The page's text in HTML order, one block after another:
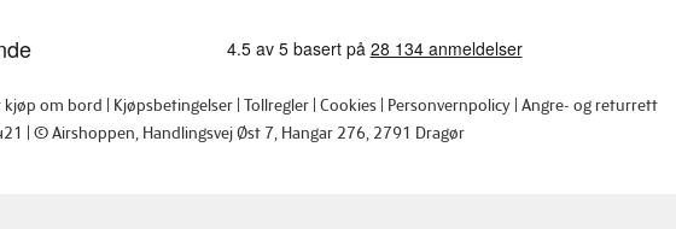
kjøp om bord Kjøpsbetingelser Tollregler Cookies Personvernpolicy Angre- og returrett
© Airshoppen , Handlingsvej Øst 7, Hangar 276, 2791 Dragør